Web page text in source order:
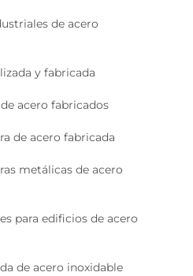
de acero
y fabricada
acero fabricados
de acero fabricada
metálicas de acero
para edificios de acero
de acero inoxidable